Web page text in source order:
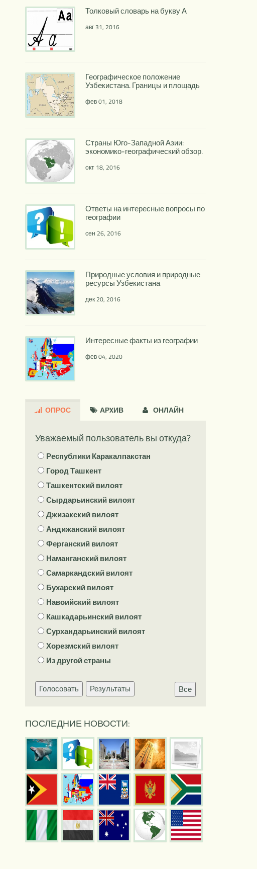
Толковый словарь на букву А
авг 31, 2016
Географическое положение
Узбекистана. Границы и площадь
фев 01, 2018
Страны Юго-Западной Азии:
экономико-географический обзор.
окт 18, 2016
Ответы на интересные вопросы по
географии
сен 26, 2016
Природные условия и природные
ресурсы Узбекистана
дек 20, 2016
Интересные факты из географии
фев 04, 2020
ОПРОС АРXИВ ОНЛАЙН
Уважаемый пользователь вы откуда?
Республики Каракалпакстан
Город Ташкент
Ташкентский вилоят
Сырдарьинский вилоят
Джизакский вилоят
Андижанский вилоят
Ферганский вилоят
Наманганский вилоят
Самаркандский вилоят
Бухарский вилоят
Навоийский вилоят
Кашкадарьинский вилоят
Сурхандарьинский вилоят
Хорезмский вилоят
Из другой страны
Голосовать Результаты Все
ПОСЛЕДНИЕ НОВОСТИ: